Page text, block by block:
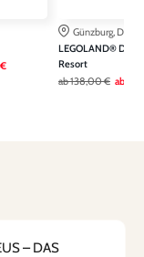
Günzburg, DE
LEGOLAND®
Resort
ab138,00 € ab
– DAS